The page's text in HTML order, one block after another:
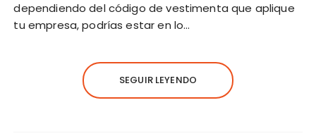
dependiendo del código de vestimenta que aplique
tu empresa, podrías estar en lo…
SEGUIR LEYENDO